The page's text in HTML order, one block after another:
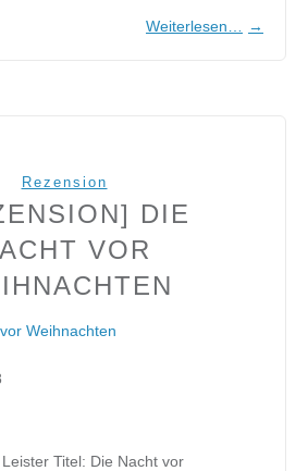
Weiterlesen… →
Rezension
DIE
VOR
Titel: Die Nacht vor